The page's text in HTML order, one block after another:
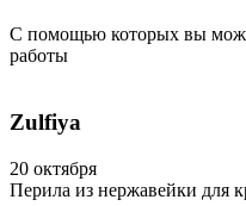
С помощью которых вы
работы
Zulfiya
20 октября
Перила из нержавейки для